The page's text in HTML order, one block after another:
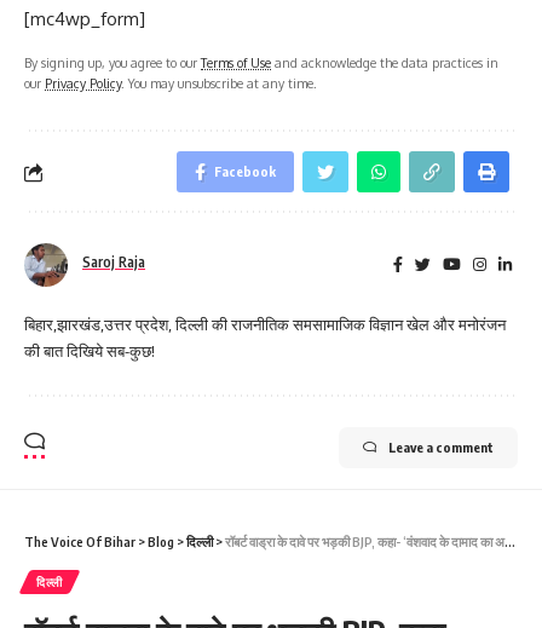
[mc4wp_form]
By signing up, you agree to ourTerms of Use and acknowledge the data practices in
our Privacy Policy. You may unsubscribe at any time.
Facebook
Saroj Raja
बिहार,झारखंड,उत्तर प्रदेश, दिल्ली की राजनीतिक समसामाजिक विज्ञान खेल और मनोरंजन
की बात दिखिये सब-कुछ!
Leave a comment
The Voice Of Bihar >Blog >दिल्ली>रॉबर्ट वाड्रा के दावे पर भड़की BJP, कहा- ‘वंशवाद के दामाद का अहंकारी प्रमाद’
दिल्ली